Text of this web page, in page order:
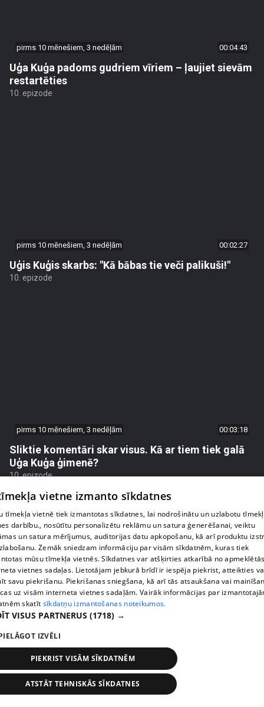
pirms 10 mēnešiem, 3 nedēļām 00:04:43
Uģa Kuģa padoms gudriem vīriem – ļaujiet sievām
restartēties
10. epizode
pirms 10 mēnešiem, 3 nedēļām 00:02:27
Uģis Kuģis skarbs: "Kā bābas tie veči palikuši!"
10. epizode
pirms 10 mēnešiem, 3 nedēļām 00:03:18
Sliktie komentāri skar visus. Kā ar tiem tiek galā
Uģa Kuģa ģimenē?
10. epizode
Uģis Kuģis apņēmies nopietni pievērsties
veselības problēmu sakārtošanai
10. epizode
vietne izmanto sīkdatnes
tīmekļa vietnē tiek izmantotas sīkdatnes, lai nodrošinātu un uzlabotu
darbību., nosūtītu personalizētu reklāmu un satura ģenerēšanai, veiktu
un satura mērījumus, auditorijas datu apkopošanu, kā arī produktu
Zemāk sniedzam informāciju par visām sīkdatnēm, kuras tiek
mūsu tīmekļa vietnēs. Sīkdatnes var atšķirties atkarībā no
vietnes sadaļas. Lietotājam jebkurā brīdī ir iespēja piekrist, atteikties
savu piekrišanu. Piekrišanas sniegšana, kā arī tās atsaukšana vai
uz visām interneta vietnes sadaļām. Vairāk informācijas par
skatīt sīkdatņu izmantošanas noteikumos.
VISUS PARTNERUS (1718) →
IZVĒLI
PIEKRIST VISĀM SĪKDATNĒM
ATSTĀT TEHNISKĀS SĪKDATNES